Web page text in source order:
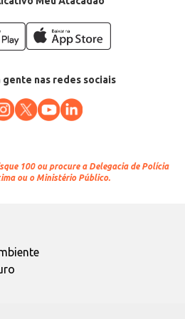
gente nas redes sociais
100 ou procure a Delegacia de Polícia
ou o Ministério Público.